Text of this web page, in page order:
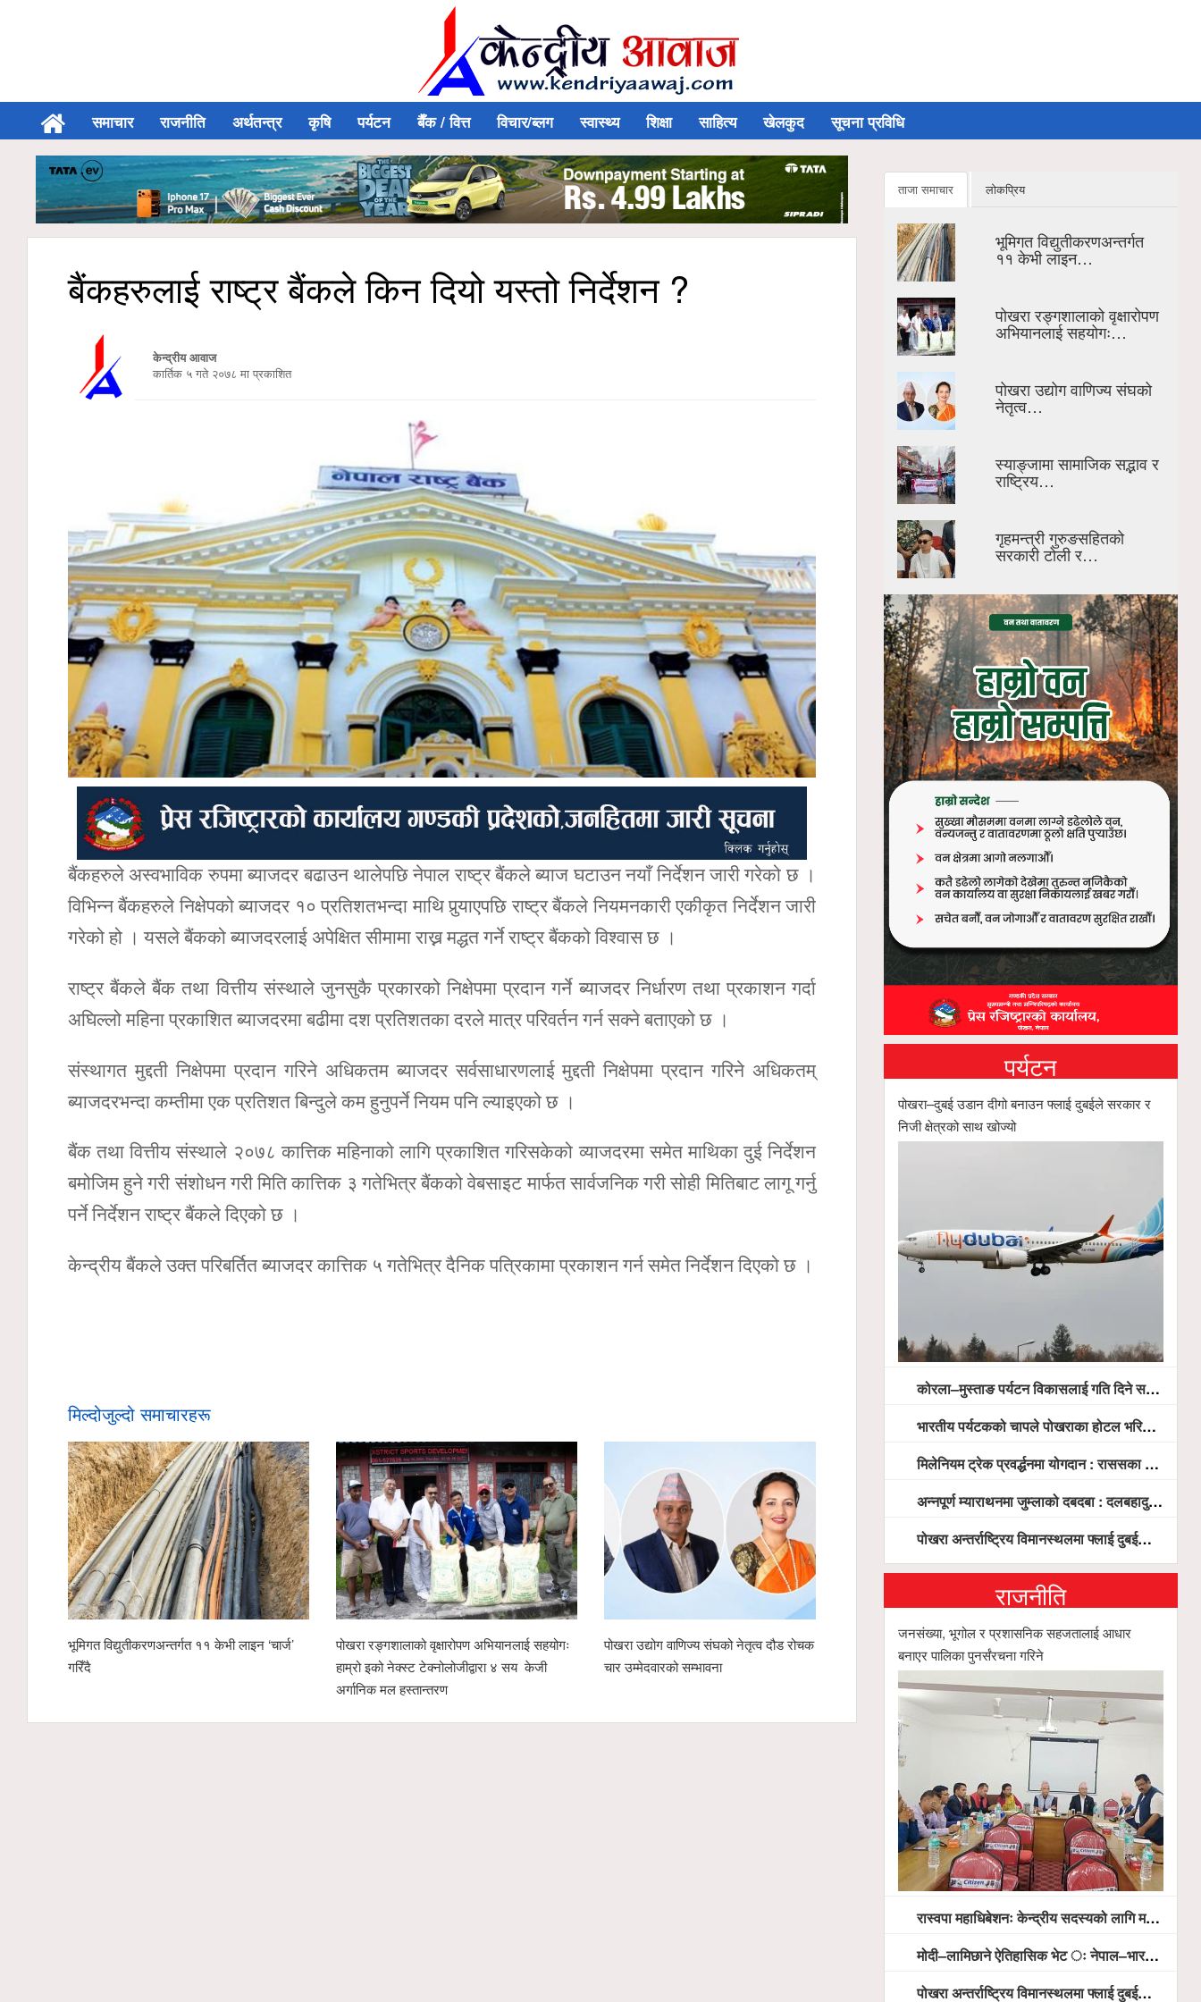
समाचार राजनीति अर्थतन्त्र कृषि पर्यटन बैँक / वित्त विचार/ब्लग स्वास्थ्य शिक्षा साहित्य खेलकुद सूचना प्रविधि
बैंकहरुलाई राष्ट्र बैंकले किन दियो यस्तो निर्देशन ?
केन्द्रीय आवाज
कार्तिक ५ गते २०७८ मा प्रकाशित
बैंकहरुले अस्वभाविक रुपमा ब्याजदर बढाउन थालेपछि नेपाल राष्ट्र बैंकले ब्याज घटाउन नयाँ निर्देशन जारी गरेको छ ।
विभिन्न बैंकहरुले निक्षेपको ब्याजदर १० प्रतिशतभन्दा माथि पुर्‍याएपछि राष्ट्र बैंकले नियमनकारी एकीकृत निर्देशन जारी
गरेको हो । यसले बैंकको ब्याजदरलाई अपेक्षित सीमामा राख्न मद्धत गर्ने राष्ट्र बैंकको विश्वास छ ।
राष्ट्र बैंकले बैंक तथा वित्तीय संस्थाले जुनसुकै प्रकारको निक्षेपमा प्रदान गर्ने ब्याजदर निर्धारण तथा प्रकाशन गर्दा
अघिल्लो महिना प्रकाशित ब्याजदरमा बढीमा दश प्रतिशतका दरले मात्र परिवर्तन गर्न सक्ने बताएको छ ।
संस्थागत मुद्दती निक्षेपमा प्रदान गरिने अधिकतम ब्याजदर सर्वसाधारणलाई मुद्दती निक्षेपमा प्रदान गरिने अधिकतम्
ब्याजदरभन्दा कम्तीमा एक प्रतिशत बिन्दुले कम हुनुपर्ने नियम पनि ल्याइएको छ ।
बैंक तथा वित्तीय संस्थाले २०७८ कात्तिक महिनाको लागि प्रकाशित गरिसकेको व्याजदरमा समेत माथिका दुई निर्देशन
बमोजिम हुने गरी संशोधन गरी मिति कात्तिक ३ गतेभित्र बैंकको वेबसाइट मार्फत सार्वजनिक गरी सोही मितिबाट लागू गर्नु
पर्ने निर्देशन राष्ट्र बैंकले दिएको छ ।
केन्द्रीय बैंकले उक्त परिबर्तित ब्याजदर कात्तिक ५ गतेभित्र दैनिक पत्रिकामा प्रकाशन गर्न समेत निर्देशन दिएको छ ।
मिल्दोजुल्दो समाचारहरू
भूमिगत विद्युतीकरणअन्तर्गत ११ केभी लाइन ‘चार्ज’
गरिँदै
पोखरा रङ्गशालाको वृक्षारोपण अभियानलाई सहयोगः
हाम्रो इको नेक्स्ट टेक्नोलोजीद्वारा ४ सय केजी
अर्गानिक मल हस्तान्तरण
पोखरा उद्योग वाणिज्य संघको नेतृत्व दौड रोचक बन्दै,
चार उम्मेदवारको सम्भावना
स्याङ्जामा सामाजिक सद्भाव र राष्ट्रिय एकताका लागि
शान्ति ¥याली सम्पन्न
ताजा समाचार लोकप्रिय
भूमिगत विद्युतीकरणअन्तर्गत
११ केभी लाइन…
पोखरा रङ्गशालाको वृक्षारोपण
अभियानलाई सहयोगः…
पोखरा उद्योग वाणिज्य संघको
नेतृत्व…
स्याङ्जामा सामाजिक सद्भाव र
राष्ट्रिय…
गृहमन्त्री गुरुङसहितको
सरकारी टोली र…
पर्यटन
पोखरा–दुबई उडान दीगो बनाउन फ्लाई दुबईले सरकार र
निजी क्षेत्रको साथ खोज्यो
कोरला–मुस्ताङ पर्यटन विकासलाई गति दिने सरकारको प्रतिबद्धता, स्थानीय सरोकारवालासँग व्यापक छलफल
भारतीय पर्यटकको चापले पोखराका होटल भरिभराउ
मिलेनियम ट्रेक प्रवर्द्धनमा योगदान : राससका वासुदेव पौडेललाई ‘मिलेनियम ट्रेक अवार्ड’ प्रदान गरिने
अन्नपूर्ण म्याराथनमा जुम्लाको दबदबा : दलबहादुर र मञ्जु च्याम्पियन, नगदसहित भव्य सम्मान
पोखरा अन्तर्राष्ट्रिय विमानस्थलमा फ्लाई दुबईको बढ्दो चासो, ६ घण्टा लामो प्राविधिक निरीक्षणपछि दैनिक उडानको ढोका खुल्दै
राजनीति
जनसंख्या, भूगोल र प्रशासनिक सहजतालाई आधार
बनाएर पालिका पुनर्संरचना गरिने
रास्वपा महाधिबेशनः केन्द्रीय सदस्यको लागि मतदान सम्पन्न,
मोदी–लामिछाने ऐतिहासिक भेट ः नेपाल–भारत सम्बन्धलाई नयाँ उचाइमा पु¥याउने साझा प्रतिबद्धता
पोखरा अन्तर्राष्ट्रिय विमानस्थलमा फ्लाई दुबईको बढ्दो चासो, ६ घण्टा लामो प्राविधिक निरीक्षणपछि दैनिक उडानको ढोका खुल्दै